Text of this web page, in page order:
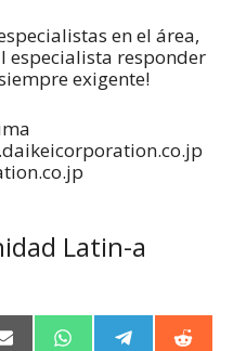
en el área,
especialista responder
exigente!
Latin-a